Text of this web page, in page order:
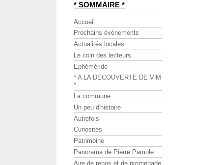
* SOMMAIRE *
Accueil
Prochains événements
Actualités locales
Le coin des lecteurs
Ephéméride
* A LA DECOUVERTE DE V-M
*
La commune
Un peu d'histoire
Autrefois
Curiosités
Patrimoine
Panorama de Pierre Pamole
Aire de repos et de promenade